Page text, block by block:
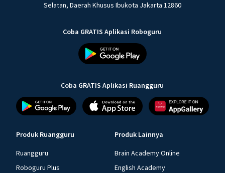
Selatan, Daerah Khusus Ibukota Jakarta 12860
Coba GRATIS Aplikasi Roboguru
Coba GRATIS Aplikasi Ruangguru
Produk Ruangguru
Ruangguru
Roboguru Plus
Produk Lainnya
Brain Academy Online
English Academy